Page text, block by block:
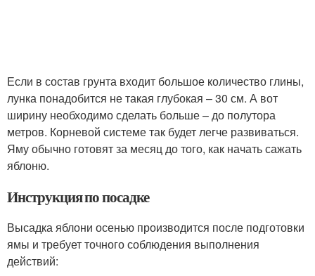
Если в состав грунта входит большое количество глины,
лунка понадобится не такая глубокая – 30 см. А вот
ширину необходимо сделать больше – до полутора
метров. Корневой системе так будет легче развиваться.
Яму обычно готовят за месяц до того, как начать сажать
яблоню.
Инструкция по посадке
Высадка яблони осенью производится после подготовки
ямы и требует точного соблюдения выполнения
действий: